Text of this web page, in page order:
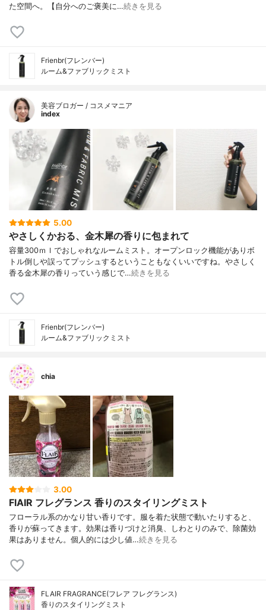
た空間へ。⁡⁡【自分へのご褒美に…続きを見る
Frienbr(フレンバー)
ルーム&ファブリックミスト
美容ブロガー / コスメマニア
index
5.00
やさしくかおる、金木犀の香りに包まれて
容量300ｍｌでおしゃれなルームミスト。オープンロック機能がありボ
トル倒しや誤ってプッシュするということもなくいいですね。やさしく
香る金木犀の香りっていう感じで…続きを見る
Frienbr(フレンバー)
ルーム&ファブリックミスト
chia
3.00
FlAIR フレグランス 香りのスタイリングミスト
フローラル系のかなり甘い香りです。服を着た状態で動いたりすると、
香りが蘇ってきます。効果は香りづけと消臭、しわとりのみで、除菌効
果はありません。個人的には少し値…続きを見る
FLAIR FRAGRANCE(フレア フレグランス)
香りのスタイリングミスト